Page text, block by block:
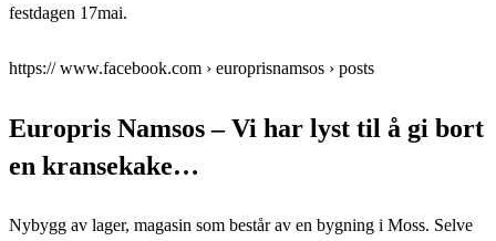
festdagen 17mai.
https:// www.facebook.com › europrisnamsos › posts
Europris Namsos – Vi har lyst til å gi bort
en kransekake…
Nybygg av lager, magasin som består av en bygning i Moss. Selve